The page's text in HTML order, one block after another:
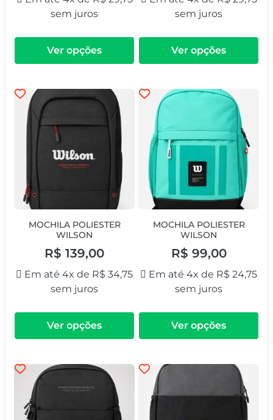
sem juros
Ver opções
sem juros
Ver opções
MOCHILA POLIESTER
WILSON
R$ 139,00
Em até 4x de R$ 34,75
sem juros
Ver opções
MOCHILA POLIESTER
WILSON
R$ 99,00
Em até 4x de R$ 24,75
sem juros
Ver opções